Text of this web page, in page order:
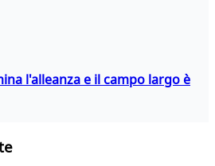
l'alleanza e il campo largo è